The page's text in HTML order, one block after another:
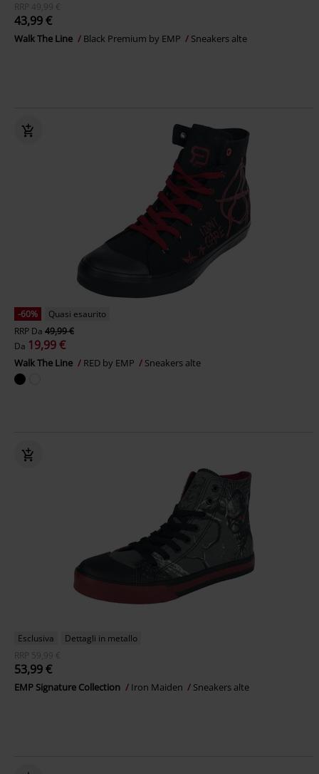
RRP
49,99 €
43,99 €
Walk The Line Black Premium by EMP Sneakers alte
-60%
Quasi esaurito
RRP Da 49,99 €
Da 19,99 €
Walk The Line RED by EMP Sneakers alte
Esclusiva
Dettagli in metallo
RRP
59,99 €
53,99 €
EMP Signature Collection Iron Maiden Sneakers alte